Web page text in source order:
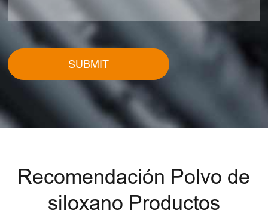
SUBMIT
Recomendación Polvo de
siloxano Productos